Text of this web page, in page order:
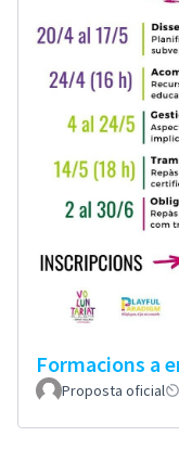
Formacions a
Proposta oficial